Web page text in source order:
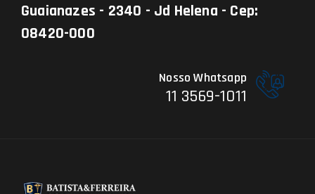
Guaianazes - 2340 - Jd Helena - Cep:
08420-000
Nosso Whatsapp
11 3569-1011